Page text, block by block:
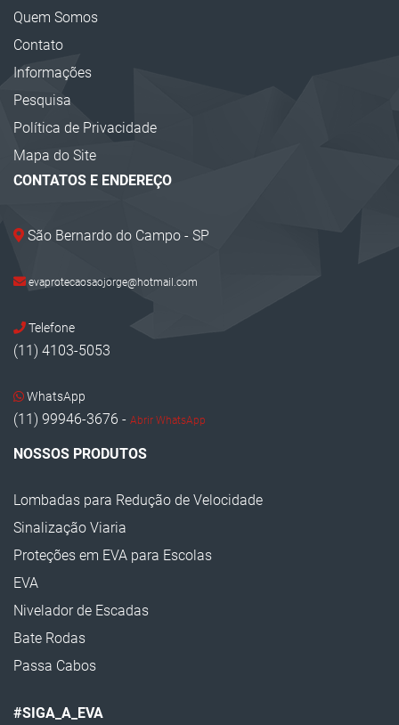
Quem Somos
Contato
Informações
Pesquisa
Política de Privacidade
Mapa do Site
CONTATOS E ENDEREÇO
São Bernardo do Campo - SP
evaprotecaosaojorge@hotmail.com
Telefone
(11) 4103-5053
WhatsApp
(11) 99946-3676 - Abrir WhatsApp
NOSSOS PRODUTOS
Lombadas para Redução de Velocidade
Sinalização Viaria
Proteções em EVA para Escolas
EVA
Nivelador de Escadas
Bate Rodas
Passa Cabos
#SIGA_A_EVA